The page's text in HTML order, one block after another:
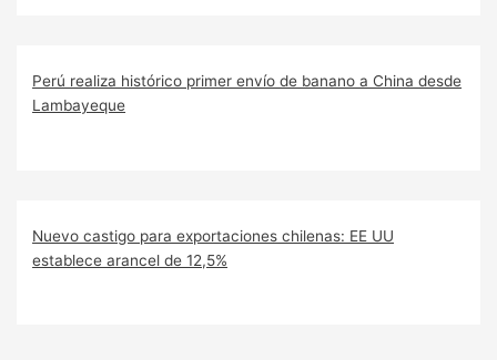
Perú realiza histórico primer envío de banano a China desde
Lambayeque
Nuevo castigo para exportaciones chilenas: EE UU
establece arancel de 12,5%